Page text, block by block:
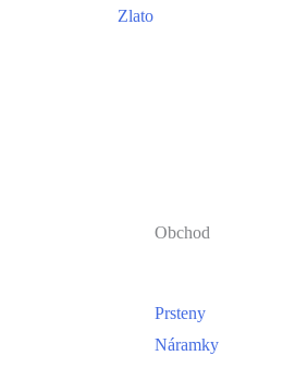
Zlato
Obchod
Prsteny
Náramky